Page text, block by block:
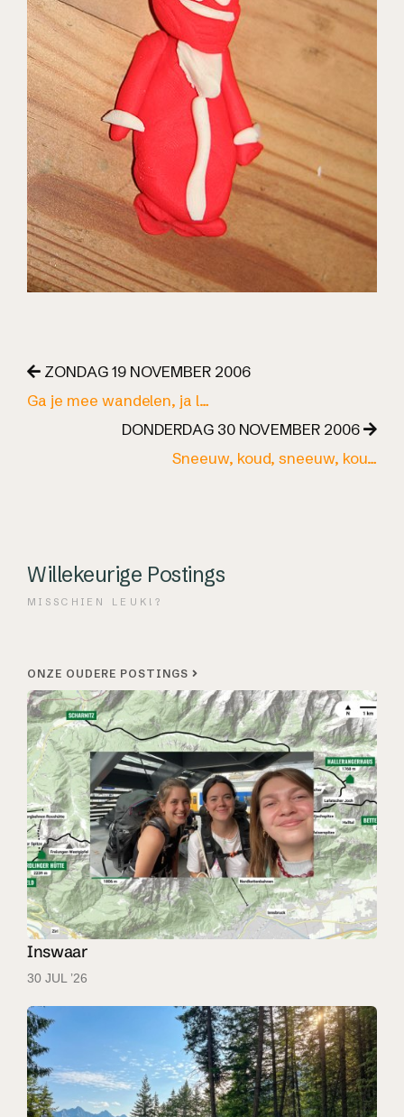
ZONDAG 19 NOVEMBER 2006
Ga je mee wandelen, ja l…
DONDERDAG 30 NOVEMBER 2006
Sneeuw, koud, sneeuw, kou…
Willekeurige Postings
MISSCHIEN LEUK!?
ONZE OUDERE POSTINGS
Inswaar
30 JUL ’26